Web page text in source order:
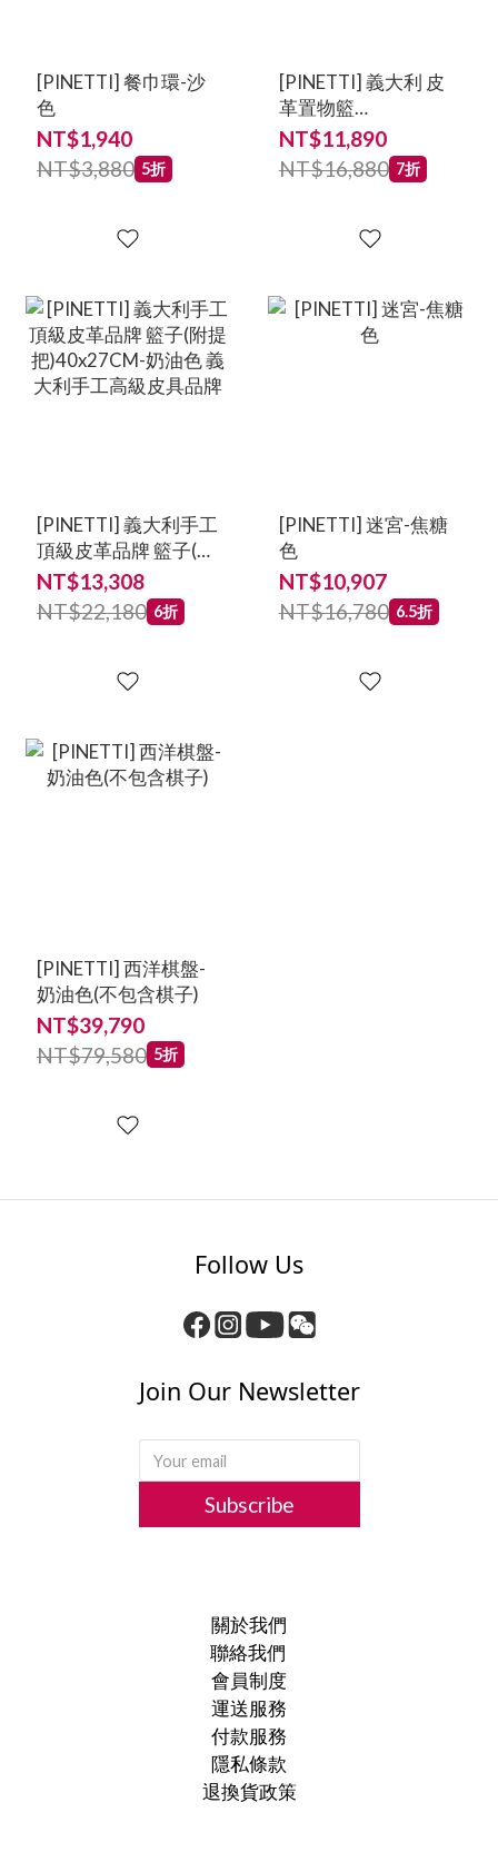
[PINETTI] 餐巾環-沙
色
NT$1,940
NT$3,880 5折
[PINETTI] 義大利 皮
革置物籃
51x45x13cm 白
NT$11,890
NT$16,880 7折
[PINETTI] 義大利手工
頂級皮革品牌 籃子(附
提把)40x27CM-奶油
色 義大利手工高級皮
具品牌
NT$13,308
NT$22,180 6折
[PINETTI] 迷宮-焦糖
色
NT$10,907
NT$16,780 6.5折
[PINETTI] 西洋棋盤-
奶油色(不包含棋子)
NT$39,790
NT$79,580 5折
Follow Us
Join Our Newsletter
Subscribe
關於我們
聯絡我們
會員制度
運送服務
付款服務
隱私條款
退換貨政策